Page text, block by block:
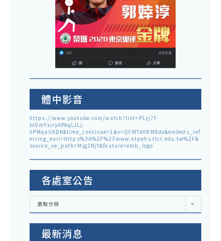
體中影音
https://www.youtube.com/watch?list=PLyj7F-
blDmYxiryAPAqLJLj-
hPMqaUKDK&time_continue=1&v=QFWTd08M8do&embeds_ref
erring_euri=https%3A%2F%2Fwww.ntpehs.ttct.edu.tw%2F&
source_ve_path=Mjg2NjY&feature=emb_logo
各處室公告
各
室
選取分類
最新消息